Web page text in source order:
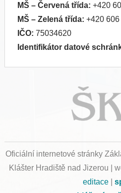
MŠ – Červená třída: +420
MŠ – Zelená třída: +420
IČO: 75034620
Identifikátor datové
Oficiální internetové stránky
Klášter Hradiště nad Jizerou |
editace